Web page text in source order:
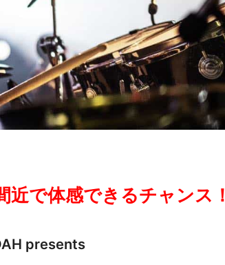
で体感できるチャンス！
presents